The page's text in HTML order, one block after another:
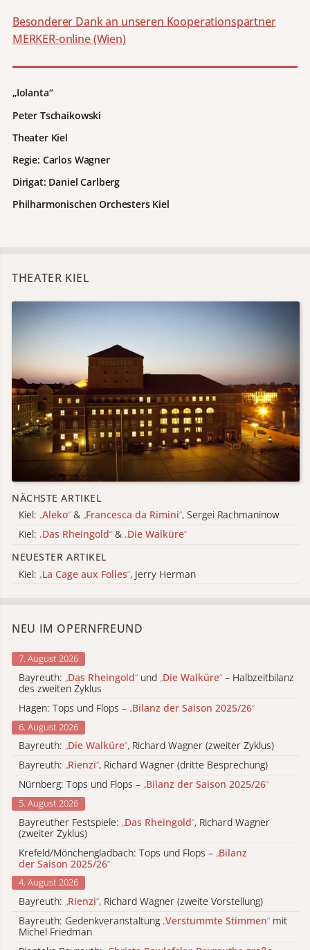
Besonderer Dank an unseren Kooperationspartner
MERKER-online (Wien)
„Iolanta“
Peter Tschaikowski
Theater Kiel
Regie: Carlos Wagner
Dirigat: Daniel Carlberg
Philharmonischen Orchesters Kiel
THEATER KIEL
NÄCHSTE ARTIKEL
Kiel: „Aleko“ & „Francesca da Rimini“, Sergei Rachmaninow
Kiel: „Das Rheingold“ & „Die Walküre“
NEUESTER ARTIKEL
Kiel: „La Cage aux Folles“, Jerry Herman
NEU IM OPERNFREUND
7. August 2026
Bayreuth: „Das Rheingold“ und „Die Walküre“ – Halbzeitbilanz
des zweiten Zyklus
Hagen: Tops und Flops – „Bilanz der Saison 2025/26“
6. August 2026
Bayreuth: „Die Walküre“, Richard Wagner (zweiter Zyklus)
Bayreuth: „Rienzi“, Richard Wagner (dritte Besprechung)
Nürnberg: Tops und Flops – „Bilanz der Saison 2025/26“
5. August 2026
Bayreuther Festspiele: „Das Rheingold“, Richard Wagner
(zweiter Zyklus)
Krefeld/Mönchengladbach: Tops und Flops – „Bilanz
der Saison 2025/26“
4. August 2026
Bayreuth: „Rienzi“, Richard Wagner (zweite Vorstellung)
Bayreuth: Gedenkveranstaltung „Verstummte Stimmen“ mit
Michel Friedman